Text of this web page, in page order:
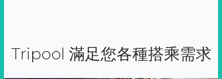
Tripool 滿足您各種搭乘需求